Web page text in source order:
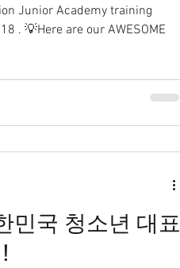
Junior Academy training
민국 청소년 대표